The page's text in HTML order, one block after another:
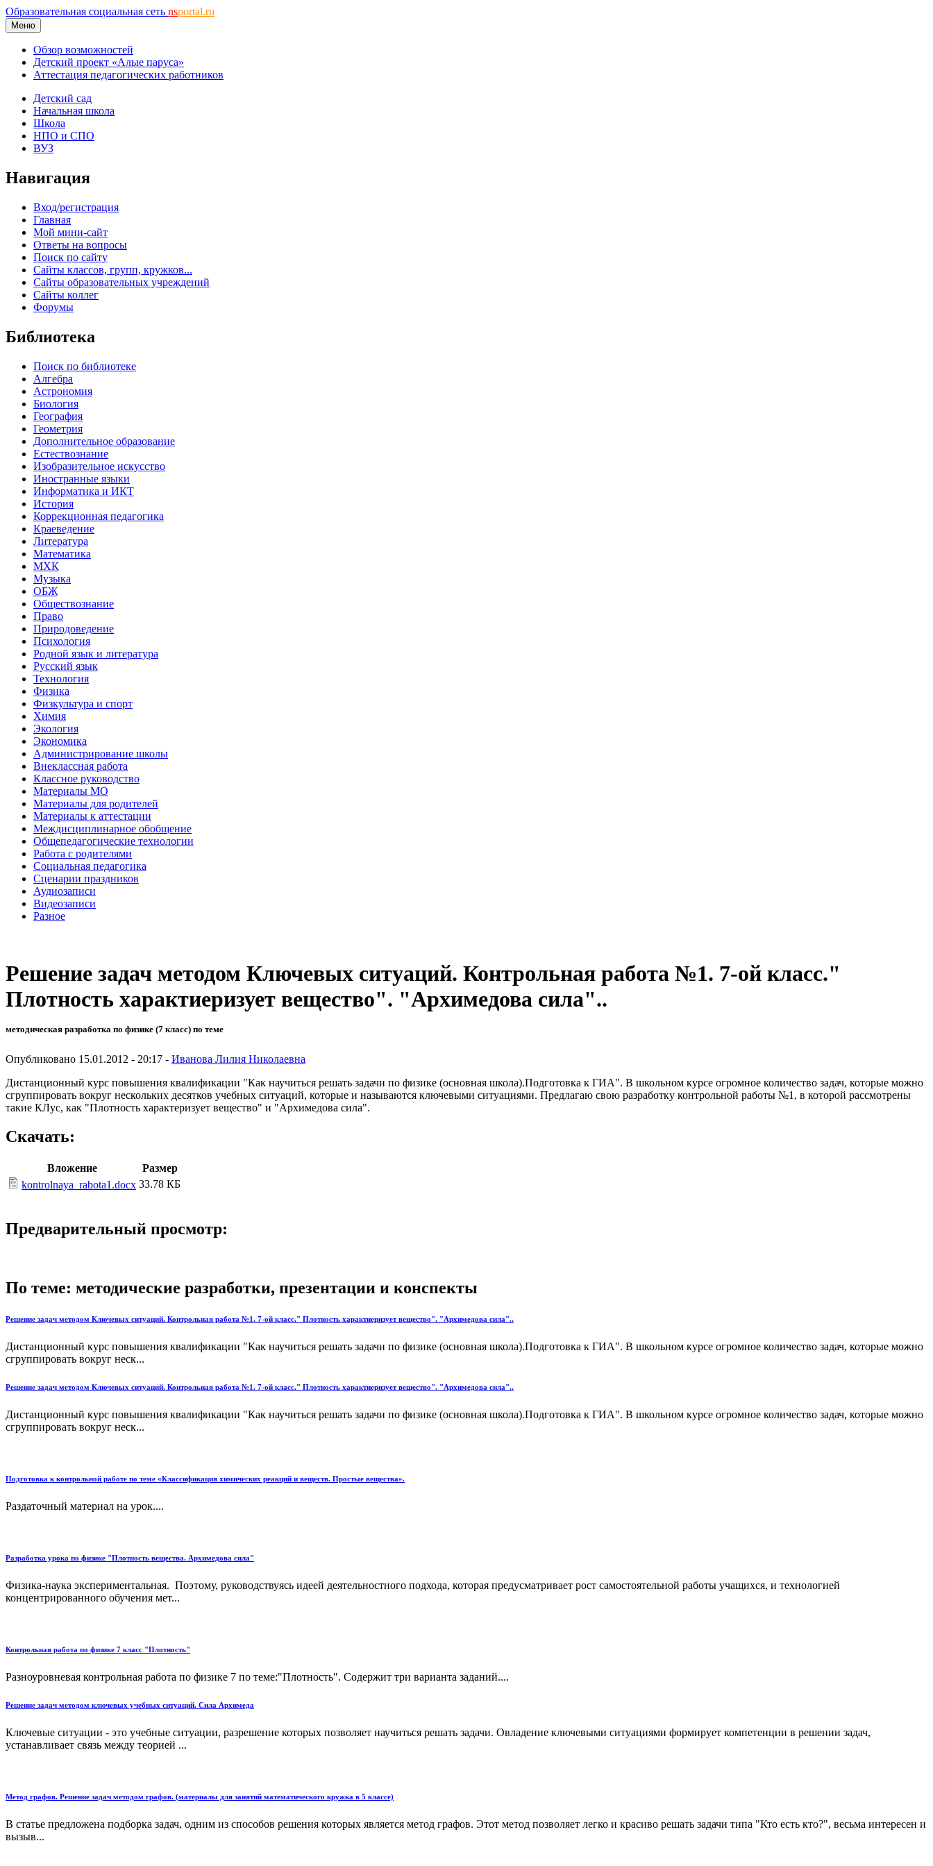
Образовательная социальная сеть nsportal.ru
Меню
Обзор возможностей
Детский проект «Алые паруса»
Аттестация педагогических работников
Детский сад
Начальная школа
Школа
НПО и СПО
ВУЗ
Навигация
Вход/регистрация
Главная
Мой мини-сайт
Ответы на вопросы
Поиск по сайту
Сайты классов, групп, кружков...
Сайты образовательных учреждений
Сайты коллег
Форумы
Библиотека
Поиск по библиотеке
Алгебра
Астрономия
Биология
География
Геометрия
Дополнительное образование
Естествознание
Изобразительное искусство
Иностранные языки
Информатика и ИКТ
История
Коррекционная педагогика
Краеведение
Литература
Математика
МХК
Музыка
ОБЖ
Обществознание
Право
Природоведение
Психология
Родной язык и литература
Русский язык
Технология
Физика
Физкультура и спорт
Химия
Экология
Экономика
Администрирование школы
Внеклассная работа
Классное руководство
Материалы МО
Материалы для родителей
Материалы к аттестации
Междисциплинарное обобщение
Общепедагогические технологии
Работа с родителями
Социальная педагогика
Сценарии праздников
Аудиозаписи
Видеозаписи
Разное
Решение задач методом Ключевых ситуаций. Контрольная работа №1. 7-ой класс."
Плотность характиеризует вещество". "Архимедова сила"..
методическая разработка по физике (7 класс) по теме
Опубликовано 15.01.2012 - 20:17 - Иванова Лилия Николаевна
Дистанционный курс повышения квалификации "Как научиться решать задачи по физике (основная школа).Подготовка к ГИА". В школьном курсе огромное количество задач, которые можно
сгруппировать вокруг нескольких десятков учебных ситуаций, которые и называются ключевыми ситуациями. Предлагаю свою разработку контрольной работы №1, в которой рассмотрены
такие КЛус, как "Плотность характеризует вещество" и "Архимедова сила".
Скачать:
Вложение
Размер
kontrolnaya_rabota1.docx 33.78 КБ
Предварительный просмотр:
По теме: методические разработки, презентации и конспекты
Решение задач методом Ключевых ситуаций. Контрольная работа №1. 7-ой класс." Плотность характиеризует вещество". "Архимедова сила"..
Дистанционный курс повышения квалификации "Как научиться решать задачи по физике (основная школа).Подготовка к ГИА". В школьном курсе огромное количество задач, которые можно
сгруппировать вокруг неск...
Решение задач методом Ключевых ситуаций. Контрольная работа №1. 7-ой класс." Плотность характиеризует вещество". "Архимедова сила"..
Дистанционный курс повышения квалификации "Как научиться решать задачи по физике (основная школа).Подготовка к ГИА". В школьном курсе огромное количество задач, которые можно
сгруппировать вокруг неск...
Подготовка к контрольной работе по теме «Классификация химических реакций и веществ. Простые вещества».
Раздаточный материал на урок....
Разработка урока по физике "Плотность вещества. Архимедова сила"
Физика-наука экспериментальная. Поэтому, руководствуясь идеей деятельностного подхода, которая предусматривает рост самостоятельной работы учащихся, и технологией
концентрированного обучения мет...
Контрольная работа по физике 7 класс "Плотность"
Разноуровневая контрольная работа по физике 7 по теме:"Плотность". Содержит три варианта заданий....
Решение задач методом ключевых учебных ситуаций. Сила Архимеда
Ключевые ситуации - это учебные ситуации, разрешение которых позволяет научиться решать задачи. Овладение ключевыми ситуациями формирует компетенции в решении задач,
устанавливает связь между теорией ...
Метод графов. Решение задач методом графов. (материалы для занятий математического кружка в 5 классе)
В статье предложена подборка задач, одним из способов решения которых является метод графов. Этот метод позволяет легко и красиво решать задачи типа "Кто есть кто?", весьма интересен и
вызыв...